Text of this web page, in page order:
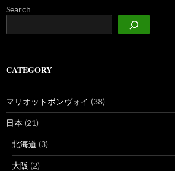
Search
CATEGORY
マリオットボンヴォイ (38)
日本 (21)
北海道 (3)
大阪 (2)